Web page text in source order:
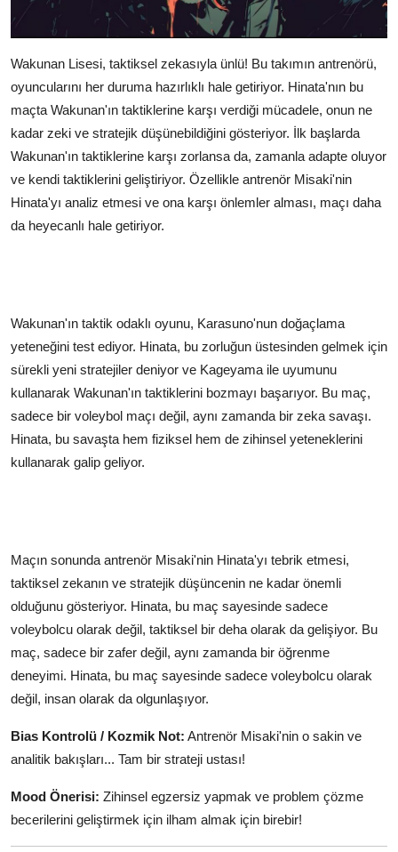
Wakunan Lisesi, taktiksel zekasıyla ünlü! Bu takımın antrenörü,
oyuncularını her duruma hazırlıklı hale getiriyor. Hinata'nın bu
maçta Wakunan'ın taktiklerine karşı verdiği mücadele, onun ne
kadar zeki ve stratejik düşünebildiğini gösteriyor. İlk başlarda
Wakunan'ın taktiklerine karşı zorlansa da, zamanla adapte oluyor
ve kendi taktiklerini geliştiriyor. Özellikle antrenör Misaki'nin
Hinata'yı analiz etmesi ve ona karşı önlemler alması, maçı daha
da heyecanlı hale getiriyor.
Wakunan'ın taktik odaklı oyunu, Karasuno'nun doğaçlama
yeteneğini test ediyor. Hinata, bu zorluğun üstesinden gelmek için
sürekli yeni stratejiler deniyor ve Kageyama ile uyumunu
kullanarak Wakunan'ın taktiklerini bozmayı başarıyor. Bu maç,
sadece bir voleybol maçı değil, aynı zamanda bir zeka savaşı.
Hinata, bu savaşta hem fiziksel hem de zihinsel yeteneklerini
kullanarak galip geliyor.
Maçın sonunda antrenör Misaki'nin Hinata'yı tebrik etmesi,
taktiksel zekanın ve stratejik düşüncenin ne kadar önemli
olduğunu gösteriyor. Hinata, bu maç sayesinde sadece
voleybolcu olarak değil, taktiksel bir deha olarak da gelişiyor. Bu
maç, sadece bir zafer değil, aynı zamanda bir öğrenme
deneyimi. Hinata, bu maç sayesinde sadece voleybolcu olarak
değil, insan olarak da olgunlaşıyor.
Bias Kontrolü / Kozmik Not: Antrenör Misaki'nin o sakin ve
analitik bakışları... Tam bir strateji ustası!
Mood Önerisi: Zihinsel egzersiz yapmak ve problem çözme
becerilerini geliştirmek için ilham almak için birebir!